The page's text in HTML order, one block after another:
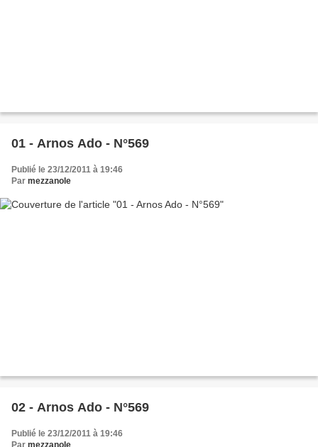
01 - Arnos Ado - N°569
Publié le 23/12/2011 à 19:46
Par mezzanole
02 - Arnos Ado - N°569
Publié le 23/12/2011 à 19:46
Par mezzanole